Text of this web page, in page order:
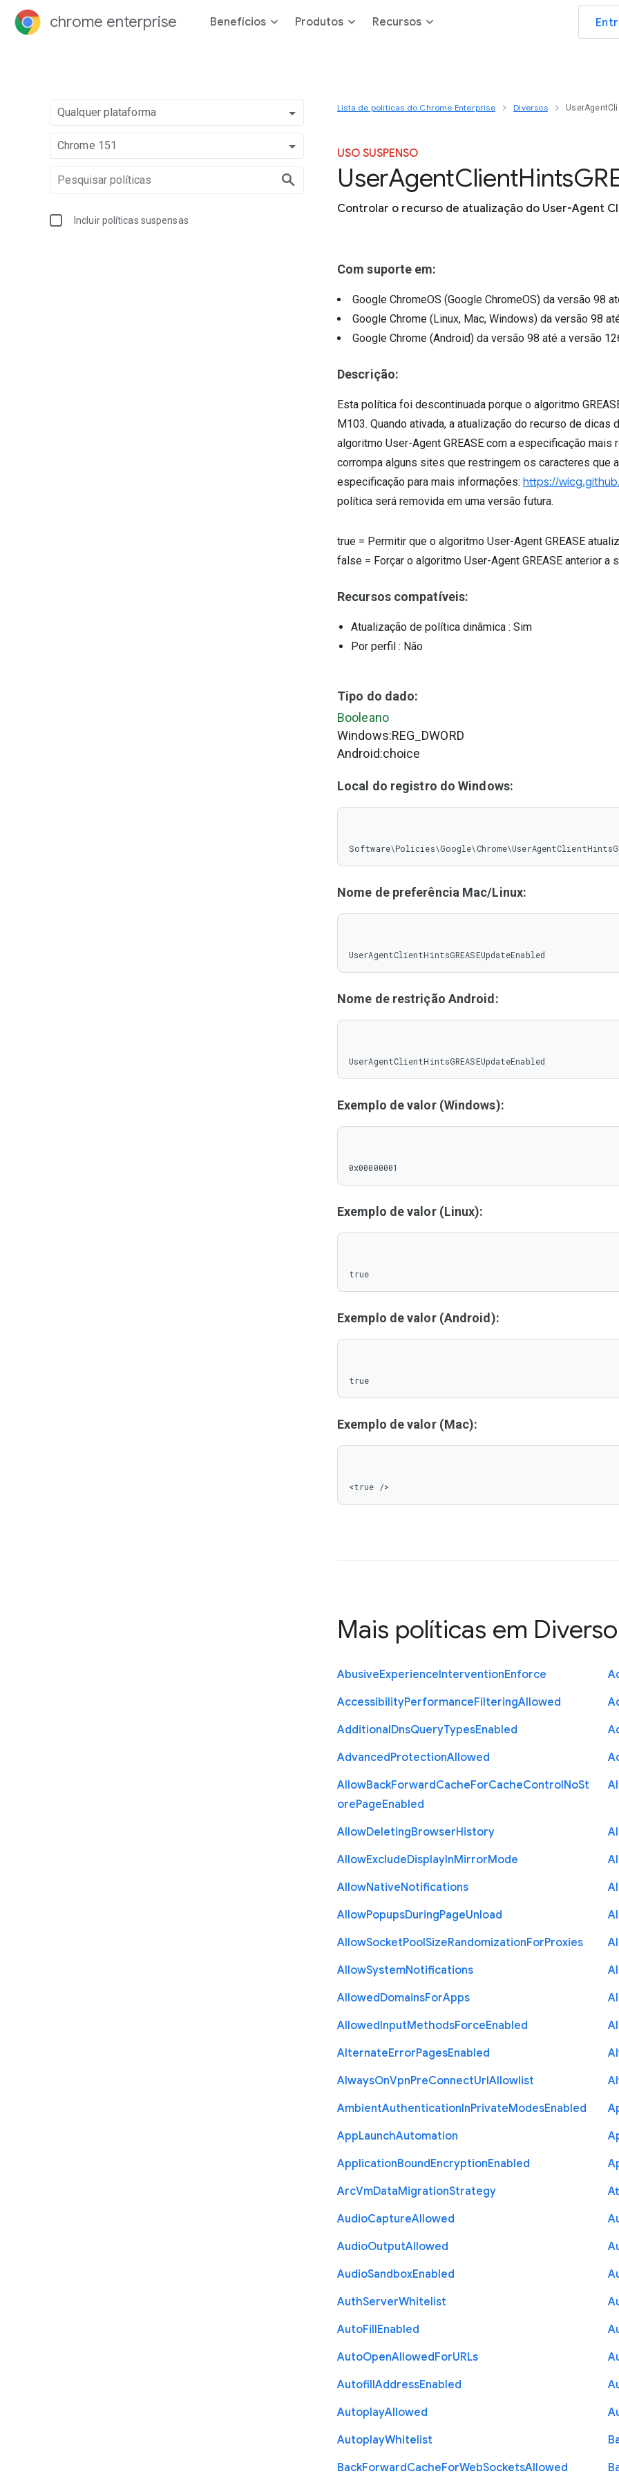
chrome enterprise Benefícios Produtos Recursos
Qualquer plataforma
Chrome 151
Incluir políticas suspensas
Lista de políticas do Chrome Enterprise Diversos
USO SUSPENSO
UserAgentClientHintsGR
Controlar o recurso de atualização do User-Agent
Com suporte em:
Google ChromeOS (Google ChromeOS) da versão 98
Google Chrome (Linux, Mac, Windows) da versão 98
Google Chrome (Android) da versão 98 até a versão
Descrição:
Esta política foi descontinuada porque o algoritmo
M103. Quando ativada, a atualização do recurso de dicas
algoritmo User-Agent GREASE com a especificação
corrompa alguns sites que restringem os caracteres que
especificação para mais informações: https://
política será removida em uma versão futura.
true = Permitir que o algoritmo User-Agent GREASE
false = Forçar o algoritmo User-Agent GREASE anterior a
Recursos compatíveis:
Atualização de política dinâmica : Sim
Por perfil : Não
Tipo do dado:
Booleano
Windows:REG_DWORD
Android:choice
Local do registro do Windows:
Nome de preferência Mac/Linux:
UserAgentClientHintsGREASEUpdateEnabled
Nome de restrição Android:
UserAgentClientHintsGREASEUpdateEnabled
Exemplo de valor (Windows):
0x00000001
Exemplo de valor (Linux):
true
Exemplo de valor (Android):
true
Exemplo de valor (Mac):
<true />
Mais políticas em
AbusiveExperienceInterventionEnforce
AccessibilityPerformanceFilteringAllowed
AdditionalDnsQueryTypesEnabled
AdvancedProtectionAllowed
AllowBackForwardCacheForCacheControlNoSt
orePageEnabled
AllowDeletingBrowserHistory
AllowExcludeDisplayInMirrorMode
AllowNativeNotifications
AllowPopupsDuringPageUnload
AllowSocketPoolSizeRandomizationForProxies
AllowSystemNotifications
AllowedDomainsForApps
AllowedInputMethodsForceEnabled
AlternateErrorPagesEnabled
AlwaysOnVpnPreConnectUrlAllowlist
AmbientAuthenticationInPrivateModesEnabled
AppLaunchAutomation
ApplicationBoundEncryptionEnabled
ArcVmDataMigrationStrategy
AudioCaptureAllowed
AudioOutputAllowed
AudioSandboxEnabled
AuthServerWhitelist
AutoFillEnabled
AutoOpenAllowedForURLs
AutofillAddressEnabled
AutoplayAllowed
AutoplayWhitelist
BackForwardCacheForWebSocketsAllowed